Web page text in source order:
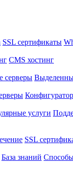
SSL сертификаты
CMS хостинг
серверы
Конфигуратор
услуги
SSL
База знаний